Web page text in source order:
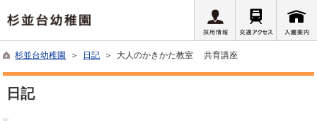
杉並台幼稚園 ＞ 日記 ＞ 大人のかきかた教室 共育講座
日記